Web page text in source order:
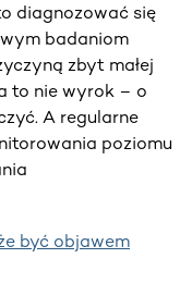
diagnozować się
badaniom
zbyt małej
to nie wyrok – o
A regularne
poziomu
być objawem